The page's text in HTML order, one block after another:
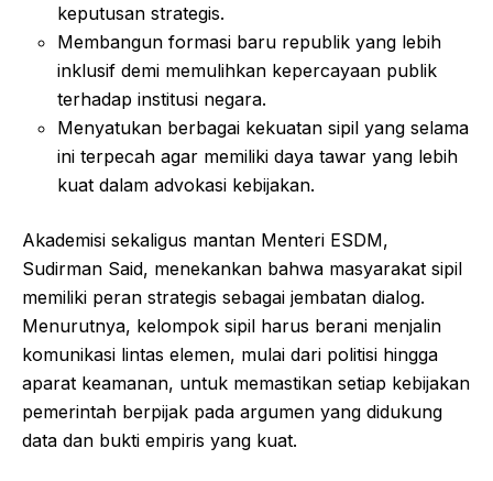
keputusan strategis.
Membangun formasi baru republik yang lebih
inklusif demi memulihkan kepercayaan publik
terhadap institusi negara.
Menyatukan berbagai kekuatan sipil yang selama
ini terpecah agar memiliki daya tawar yang lebih
kuat dalam advokasi kebijakan.
Akademisi sekaligus mantan Menteri ESDM,
Sudirman Said, menekankan bahwa masyarakat sipil
memiliki peran strategis sebagai jembatan dialog.
Menurutnya, kelompok sipil harus berani menjalin
komunikasi lintas elemen, mulai dari politisi hingga
aparat keamanan, untuk memastikan setiap kebijakan
pemerintah berpijak pada argumen yang didukung
data dan bukti empiris yang kuat.